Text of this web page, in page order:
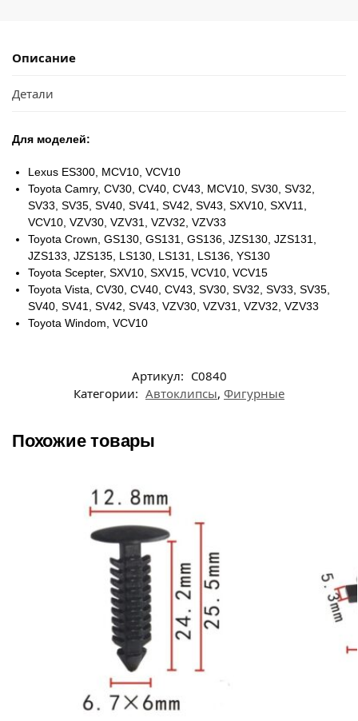
Описание
Детали
Для моделей:
Lexus ES300, MCV10, VCV10
Toyota Camry, CV30, CV40, CV43, MCV10, SV30, SV32,
SV33, SV35, SV40, SV41, SV42, SV43, SXV10, SXV11,
VCV10, VZV30, VZV31, VZV32, VZV33
Toyota Crown, GS130, GS131, GS136, JZS130, JZS131,
JZS133, JZS135, LS130, LS131, LS136, YS130
Toyota Scepter, SXV10, SXV15, VCV10, VCV15
Toyota Vista, CV30, CV40, CV43, SV30, SV32, SV33, SV35,
SV40, SV41, SV42, SV43, VZV30, VZV31, VZV32, VZV33
Toyota Windom, VCV10
Артикул: C0840
Категории: Автоклипсы, Фигурные
Похожие товары